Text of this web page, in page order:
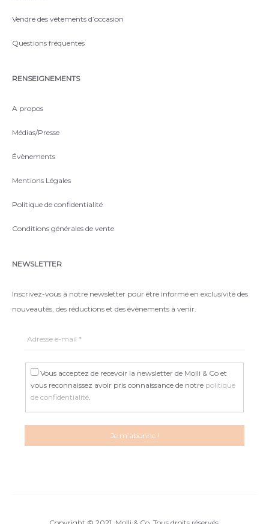
Vendre des vêtements d’occasion
Questions fréquentes
RENSEIGNEMENTS
A propos
Médias/Presse
Évènements
Mentions Légales
Politique de confidentialité
Conditions générales de vente
NEWSLETTER
Inscrivez-vous à notre newsletter pour être informé en exclusivité des
nouveautés, des réductions et des évènements à venir.
Vous acceptez de recevoir la newsletter de Molli & Co et
vous reconnaissez avoir pris connaissance de notre politique
de confidentialité.